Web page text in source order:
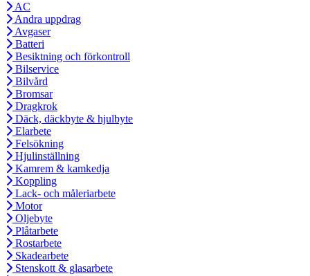
AC
Andra uppdrag
Avgaser
Batteri
Besiktning och förkontroll
Bilservice
Bilvård
Bromsar
Dragkrok
Däck, däckbyte & hjulbyte
Elarbete
Felsökning
Hjulinställning
Kamrem & kamkedja
Koppling
Lack- och måleriarbete
Motor
Oljebyte
Plåtarbete
Rostarbete
Skadearbete
Stenskott & glasarbete